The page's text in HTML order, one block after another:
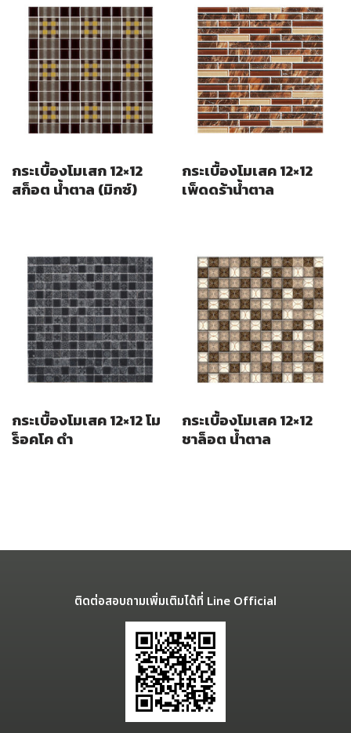
กระเบื้องโมเสก 12×12
สก็อต น้ำตาล (มิกซ์)
กระเบื้องโมเสค 12×12
เพ็ดดร้าน้ำตาล
กระเบื้องโมเสค 12×12 โม
ร็อคโค ดำ
กระเบื้องโมเสค 12×12
ชาล็อต น้ำตาล
ติดต่อสอบถามเพิ่มเติมได้ที่ Line Official